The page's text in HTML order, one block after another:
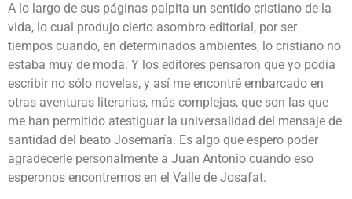
A lo largo de sus páginas palpita un sentido cristiano de la
vida, lo cual produjo cierto asombro editorial, por ser
tiempos cuando, en determinados ambientes, lo cristiano no
estaba muy de moda. Y los editores pensaron que yo podía
escribir no sólo novelas, y así me encontré embarcado en
otras aventuras literarias, más complejas, que son las que
me han permitido atestiguar la universalidad del mensaje de
santidad del beato Josemaría. Es algo que espero poder
agradecerle personalmente a Juan Antonio cuando eso
esperonos encontremos en el Valle de Josafat.